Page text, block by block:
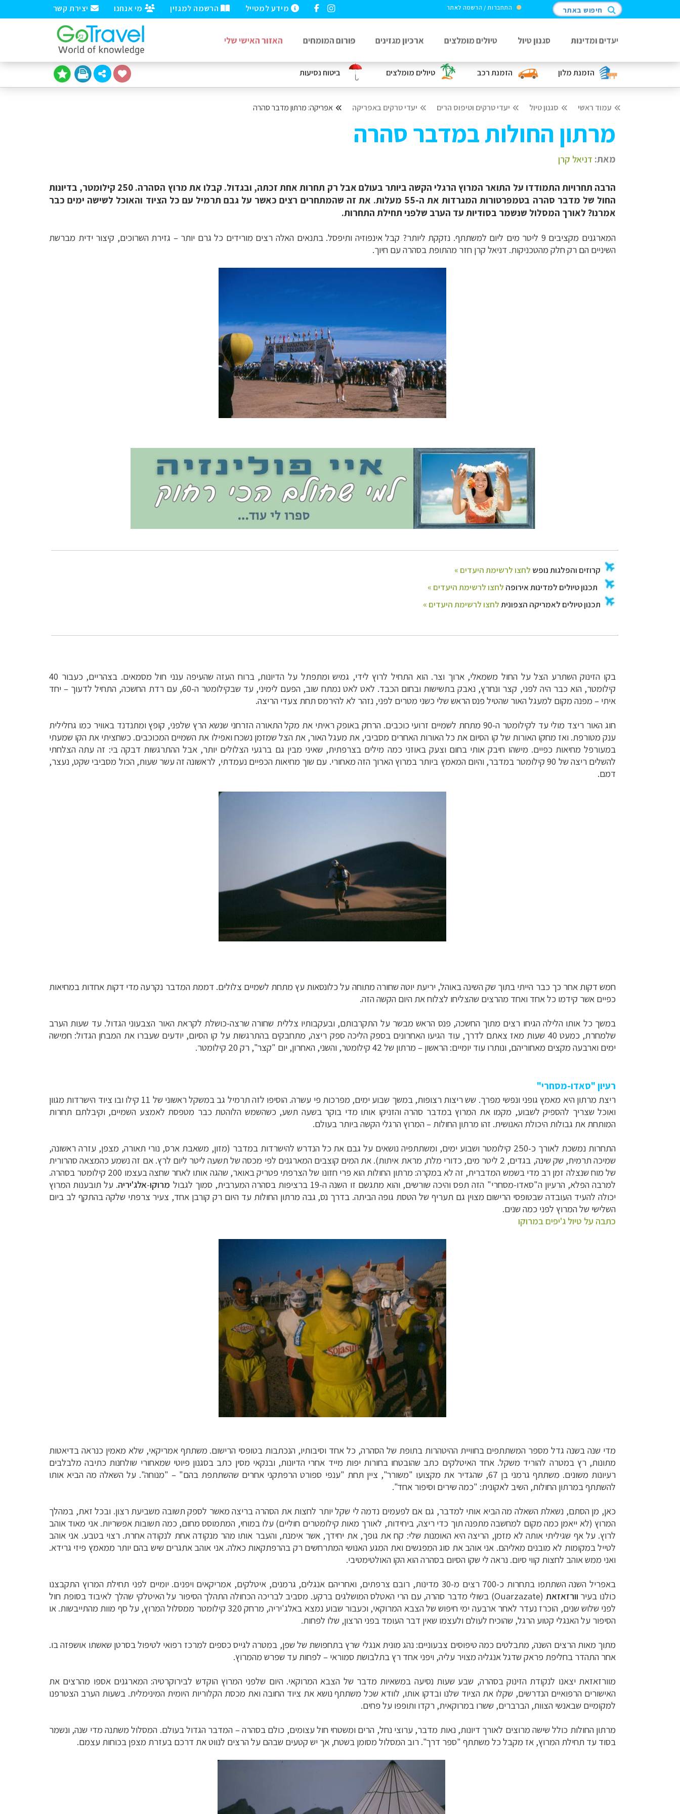
הזמנת מלון הזמנת רכב טיולים מומלצים ביטוח נסיעות
יצירת קשר מי אנחנו הרשמה למגזין מידע למטייל התחברות / הרשמה לאתר חיפוש באתר
יעדים ומדינות סגנון טיול טיולים מומלצים ארכיון מגזינים פורום המומחים האזור האישי שלי
עמוד ראשי סגנון טיול יעדי טרקים וטיפוס הרים יעדי טרקים באפריקה אפריקה: מרתון מדבר סהרה
מרתון החולות במדבר סהרה
מאת: דניאל קרן
הרבה תחרויות התמודדו על התואר המרוץ הרגלי הקשה ביותר בעולם אבל רק תחרות אחת זכתה, ובגדול. קבלו את מרוץ הסהרה. 250 קילומטר, בדיונות
החול של מדבר סהרה בטמפרטורות המגרדות את ה-55 מעלות. את זה שהמתחרים רצים כאשר על גבם תרמיל עם כל הציוד והאוכל לשישה ימים כבר
אמרנו? לאורך המסלול שנשמר בסודיות עד הערב שלפני תחילת התחרות.
המארגנים מקציבים 9 ליטר מים ליום למשתתף. נזקקת ליותר? קבל אינפוזיה ותיפסל. בתנאים האלה רצים מורידים כל גרם יותר – גזירת השרוכים, קיצור ידית מברשת
השיניים הם רק חלק מהטכניקות. דניאל קרן חזר מהתופת בסהרה עם חיוך.
קרוזים והפלגות נופש לחצו לרשימת היעדים »
תכנון טיולים למדינות אירופה לחצו לרשימת היעדים »
תכנוןטיולים לאמריקה הצפונית לחצו לרשימת היעדים »
בקו הזינוק השתרע הצל על החול משמאלי, ארוך וצר. הוא התחיל לרוץ לידי, גמיש ומתפתל על הדיונות, ברוח העזה שהעיפה ענני חול מסמאים. בצהריים, כעבור 40
קילומטר, הוא כבר היה לפני, קצר ונחרץ, נאבק בתשישות ובחום הכבד. לאט לאט נמתח שוב, הפעם לימיני, עד שבקילומטר ה-60, עם רדת החשכה, התחיל לדעוך
–יחד
איתי – מפנה מקום למעגל האור שהטיל פנס הראש שלי כשני מטרים לפני, נזהר לא להירמס תחת צעדי הריצה.
חוג האור ריצד מולי עד לקילומטר ה-90 מתחת לשמיים זרועי כוכבים. הרחק באופק ראיתי את מקל התאורה הזרחני שנשא הרץ שלפני, קופץ ומתנדנד באוויר כמו גחלילית
ענק מטורפת. ואז מחקו האורות של קו הסיום את כל האורות האחרים מסביבי, את מעגל האור, את הצל שמזמן נשכח ואפילו את השמיים המכוכבים. כשחציתי את הקו שמעתי
במעורפל מחיאות כפיים. מישהו חיבק אותי בחום וצעק באוזני כמה מילים בצרפתית, שאיני מבין גם ברגעי הצלולים יותר, אבל ההתרגשות דבקה בי: זה עתה הצלחתי
להשלים ריצה של 90 קילומטר במדבר, והיום המאמץ ביותר במרוץ הארוך הזה מאחורי. עם שוך מחיאות הכפיים נעמדתי, לראשונה זה עשר שעות, הכול מסביבי שקט, נעצר,
דמם.
חמש דקות אחר כך כבר הייתי בתוך שק השינה באוהל, יריעת יוטה שחורה מתוחה על כלונסאות עץ מתחת לשמיים צלולים. דממת המדבר נקרעה מדי דקות אחדות במחיאות
כפיים אשר קידמו כל אחד ואחד מהרצים שהצליחו לצלוח את היום הקשה הזה.
במשך כל אותו הלילה הגיחו רצים מתוך החשכה, פנס הראש מבשר על התקרבותם, ובעקבותיו צללית שחורה שרצה-כושלת לקראת האור הצבעוני הגדול. עד שעות הערב
שלמחרת, כמעט 40 שעות מאז צאתם לדרך, עוד הגיעו האחרונים בספק הליכה ספק ריצה, מתחבקים בהתרגשות על קו הסיום, יודעים שעברו את המבחן הגדול: חמישה
ימים וארבעה מקצים מאחוריהם, ונותרו עוד יומיים: הראשון – מרתון של 42 קילומטר, והשני, האחרון, יום "קצר", רק 20 קילומטר .
רעיון "סאדו-מסחרי"
ריצת מרתון היא מאמץ גופני ונפשי מפרך. שש ריצות רצופות, במשך שבוע ימים, מפרכות פי עשרה. הוסיפו לזה תרמיל גב במשקל ראשוני של 11 קילו ובו ציוד הישרדות מגוון
ואוכל שצריך להספיק לשבוע, מקמו את המרוץ במדבר סהרה והזניקו אותו מדי בוקר בשעה תשע, כשהשמש הלוהטת כבר מטפסת לאמצע השמיים, וקיבלתם תחרות
המותחת את גבולות היכולת האנושית. זהו מרתון החולות–המרוץ הרגלי הקשה ביותר בעולם.
התחרות נמשכת לאורך כ-250 קילומטר ושבוע ימים, ומשתתפיה נושאים על גבם את כל הנדרש להישרדות במדבר (מזון, משאבת ארס, נורי תאורה, מצפן, עזרה ראשונה,
שמיכה תרמית, שק שינה, בגדים, 2 ליטר מים, כדורי מלח, מראת איתות). את המים קוצבים המארגנים לפי מכסה של תשעה ליטר ליום לרץ. אם זה נשמע כהמצאה סהרורית
של מוח שנצלה זמן רב מדי בשמש המדברית, זה לא במקרה: מרתון החולות הוא פרי חזונו של הצרפתי פטריק באואר, שהגה אותו לאחר שחצה בעצמו 200 קילומטר בסהרה.
למרבה הפלא, הרעיון ה"סאדו-מסחרי" הזה תפס והיכה שורשים, והוא מתגשם זו השנה ה-19 ברציפות בסהרה המערבית, סמוך לגבול
מרוקו-אלג'יריה. על תובענות המרוץ
יכולה להעיד העובדה שבטופסי הרישום מצוין גם תעריף של הטסת גופה הביתה. בדרך נס, גבה מרתון החולות עד היום רק קורבן אחד, צעיר צרפתי שלקה בהתקף לב ביום
השלישי של המרוץ לפני כמה שנים.
כתבה על טיול ג'יפים במרוקו
מדי שנה בשנה גדל מספר המשתתפים בחוויית ההיטהרות בתופת של הסהרה, כל אחד וסיבותיו, הנכתבות בטופסי הרישום. משתתף אמריקאי, שלא מאמין כנראה בדיאטות
מתונות, רץ במטרה להוריד משקל. אחד האיטלקים כתב שהובטחו בחורות יפות מייד אחרי הדיונות, ובנקאי מסין כתב בסגנון פיוטי שמאחורי שולחנות כתיבה מלבלבים
רעיונות משונים. משתתף גרמני בן 67, שהגדיר את מקצועו "משורר", ציין תחת "ענפי ספורט הרפתקני אחרים שהשתתפת בהם"
–"מנוחה". על השאלה מה הביא אותו
להשתתף במרתון החולות, השיב לאקונית: "כמה שירים וסיפור אחד".
כאן, מן הסתם, נשאלת השאלה מה הביא אותי למדבר, גם אם לפעמים נדמה לי שקל יותר לחצות את הסהרה בריצה מאשר לספק תשובה משביעת רצון. ובכל זאת, במהלך
המרוץ (לא ייאמן כמה מקום למחשבה מתפנה תוך כדי ריצה, ביחידות, לאורך מאות קילומטרים חוליים) עלו במוחי, המתמוסס מחום, כמה תשובות אפשריות. אני מאוד אוהב
לרוץ. על אף שגיליתי אותה לא מזמן, הריצה היא האומנות שלי: קח את גופך, את יחידך, אשר אימנת, והעבר אותו מהר מנקודה אחת לנקודה אחרת. רצוי בטבע. אני אוהב
לטייל במקומות לא מובנים מאליהם. אני אוהב את סוג המפגשים ואת המגע האנושי המתרחשים רק בהרפתקאות כאלה. אני אוהב אתגרים שיש בהם יותר ממאמץ פיזי גרידא.
ואני ממש אוהב לחצות קווי סיום. נראה לי שקו הסיום בסהרה הוא הקו האולטימטיבי.
באפריל השנה השתתפו בתחרות כ-700 רצים מ-30 מדינות, רובם צרפתים, ואחריהם אנגלים, גרמנים, איטלקים, אמריקאים ויפנים. יומיים לפני תחילת המרוץ התקבצנו
כולנו בעיר וורזאזאת (Ouarzazate) בשולי מדבר סהרה, עם הרי האטלס המושלגים ברקע. מסביב לבריכה הכחולה התהלך הסיפור על האיטלקי שהלך לאיבוד בסופת חול
לפני שלוש שנים, הוכרז נעדר לאחר ארבעה ימי חיפוש של הצבא המרוקאי, וכעבור שבוע נמצא באלג'יריה, מרחק 320 קילומטר ממסלול המרוץ, על סף מוות מהתייבשות. או
הסיפור על האנגלי קטוע הרגל, שהוכיח לעולם ולעצמו שאין דבר העומד בפני הרצון, שלו לפחות.
מתוך מאות הרצים השנה, מתבלטים כמה טיפוסים צבעוניים: נהג מונית אנגלי שרץ בתחפושת של שפן, במטרה לגייס כספים למרכז רפואי לטיפול בסרטן שאשתו אושפזה בו.
אחר התהדר בחליפת פראק שדגל אנגליה מצויר עליה, ויפני אחד רץ בתלבושת סמוראי – לפחות עד שפרש מהמרוץ.
מוורזאזאת יצאנו לנקודת הזינוק בסהרה, שבע שעות נסיעה במשאיות מדבר של הצבא המרוקאי. היום שלפני המרוץ הוקדש לבירוקרטיה: המארגנים אספו מהרצים את
האישורים הרפואיים הנדרשים, שקלו את הציוד שלנו ובדקו אותו, לוודא שכל משתתף נושא את ציוד החובה ואת מכסת הקלוריות היומית המינימלית. בשעות הערב הצטרפנו
למקומיים שבאנשי הצוות, הברברים, ששרו במרוקאית, רקדו ותופפו על פחים.
מרתון החולות כולל שישה מרוצים לאורך דיונות, נאות מדבר, ערוצי נחל, הרים ומשטחי חול עצומים, כולם בסהרה– המדבר הגדול בעולם. המסלול משתנה מדי שנה, ונשמר
בסוד עד תחילת המרוץ, אז מקבל כל משתתף "ספר דרך". רוב המסלול מסומן בשטח, אך יש קטעים שבהם על הרצים לנווט את דרכם בעזרת מצפן בכוחות עצמם.
תכנון טיולים למדינות אירופהלחצו לרשימת היעדים »
תכנוןטיולים לאמריקה הצפוניתלחצו לרשימת היעדים »